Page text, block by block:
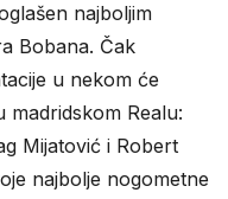
najboljim
Bobana. Čak
u nekom će
Realu:
Mijatović i Robert
najbolje nogometne